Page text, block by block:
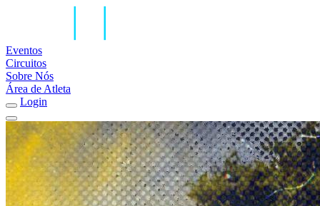
Eventos
Circuitos
Sobre Nós
Área de Atleta
Login